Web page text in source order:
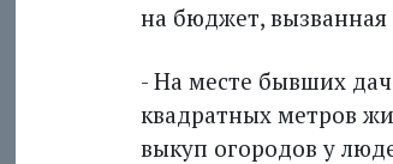
на бюджет,
- На месте бывших
квадратных метров
выкуп огородов у